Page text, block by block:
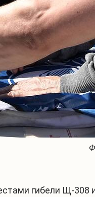
гибели Щ-